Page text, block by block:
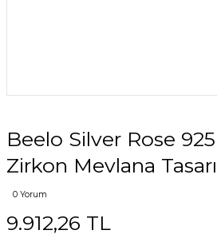
Beelo Silver Rose
Zirkon Mevlana
0 Yorum
9.912,26 TL